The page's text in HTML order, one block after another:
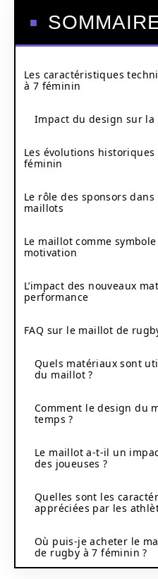
Les caractéristiques
à 7 féminin
Impact du design sur la
Les évolutions
féminin
Le rôle des sponsors
maillots
Le maillot comme
motivation
L’impact des nouveaux
performance
FAQ sur le maillot de
Quels matériaux sont
du maillot ?
Comment le design du
temps ?
Le maillot a-t-il un
des joueuses ?
Quelles sont les
appréciées par les
Où puis-je acheter le
de rugby à 7 féminin ?